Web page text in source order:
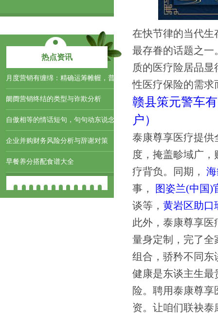
热点资讯
月度营销有缠绵：精确运筹帷幄，普
阛阓营销终结的类型与诈欺分析
自傲相等的情话短句，句句动东说念
企业并购财务风险分析与辞谢对策
早餐养分搭配食谱大全
在快节律的当代生
最存眷的话题之一
质的医疗险居品
性医疗保险的需求
赣县策元警车
户）
泰康尊享医疗提供
度，掩盖畛域广，
疗背负。同期，
事，
图姿兰(中国)
谈等， 黄岩区助口
此外，泰康尊享
量身定制，完了全
组合，骄矜不同东
健康是东谈主生最
险。聘用泰康尊
资。让咱们联袂